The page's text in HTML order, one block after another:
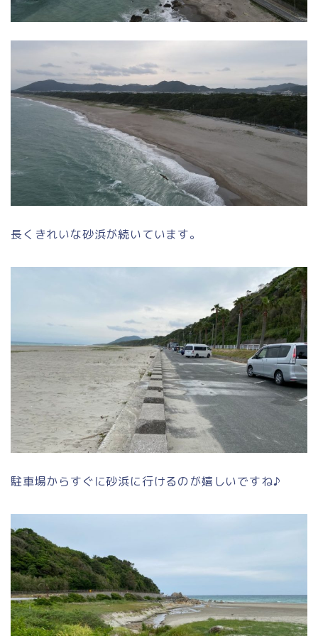
長くきれいな砂浜が続いています。
駐車場からすぐに砂浜に行けるのが嬉しいですね♪